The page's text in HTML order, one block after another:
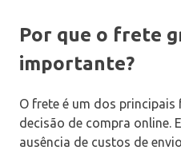
Por que o frete
importante?
O frete é um dos
decisão de compra online.
ausência de custos de